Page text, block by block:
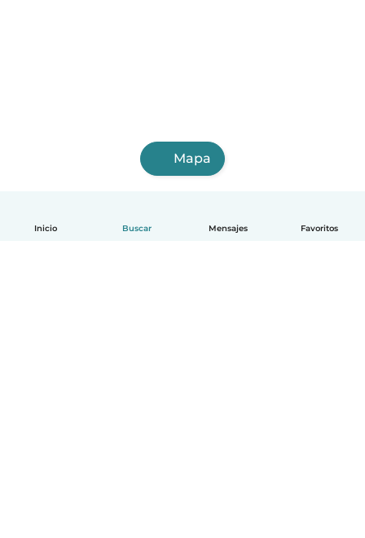
Inicio Buscar Mensajes Favoritos
Mapa